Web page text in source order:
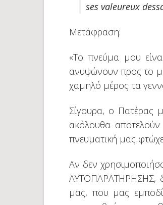
ses valeureux
Μετάφραση:
«Το πνεύμα μου
ανυψώνουν προς το
χαμηλό μέρος τα
Σίγουρα, ο Πατέρας
ακόλουθα
πνευματική μας
Αν δεν
ΑΥΤΟΠΑΡΑΤΗΡΗΣΗΣ,
μας, που μας